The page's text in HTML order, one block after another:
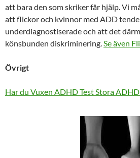
att bara den som skriker får hjälp. Vi
att flickor och kvinnor med ADD
underdiagnostiserade och att det
könsbunden diskriminering. Se även
Övrigt
Har du Vuxen ADHD Test Stora